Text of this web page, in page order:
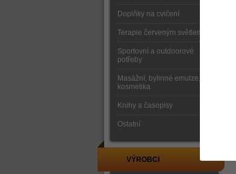
Doplňky na cvičení
Terapie červeným světlem
Sportovní a outdoorové
potřeby
Masážní, bylinné emulze,
kosmetika
Knihy a časopisy
Ostatní
VÝROBCI